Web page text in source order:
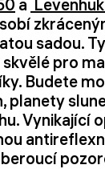
a
sadou.
pro
Budete
planety
Vynikající